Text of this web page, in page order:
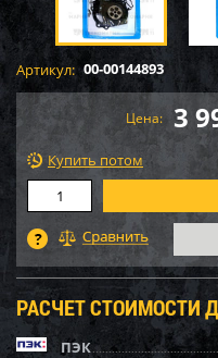
Артикул: 00-00144893
Цена: 3
Купить потом
РАСЧЕТ СТОИМОСТИ
ПЭК